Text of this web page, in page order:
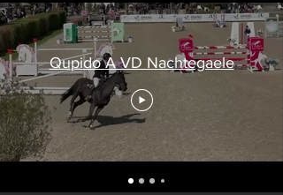
Qupido A VD Nachtegaele